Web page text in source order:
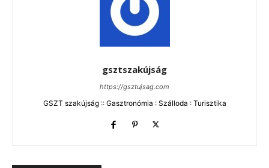
gsztszakújság
https://gsztujsag.com
GSZT szakújság :: Gasztronómia : Szálloda : Turisztika